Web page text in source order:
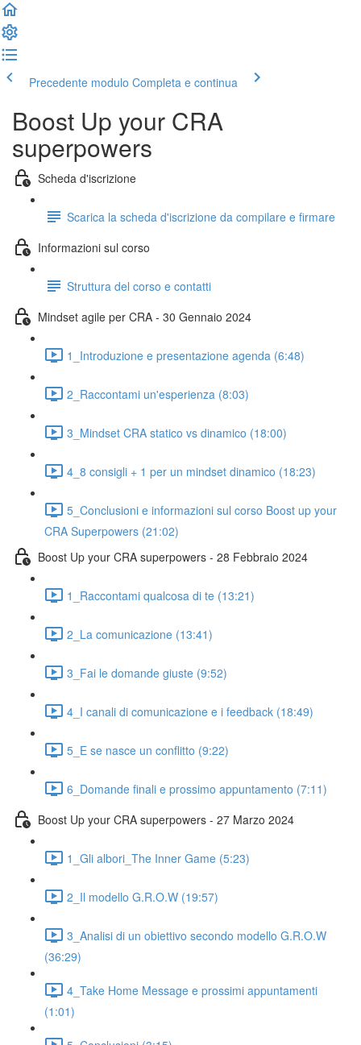
Precedente modulo Completa e continua
Boost Up your CRA
superpowers
Scheda d'iscrizione
Scarica la scheda d'iscrizione da compilare e firmare
Informazioni sul corso
Struttura del corso e contatti
Mindset agile per CRA - 30 Gennaio 2024
1_Introduzione e presentazione agenda (6:48)
2_Raccontami un'esperienza (8:03)
3_Mindset CRA statico vs dinamico (18:00)
4_8 consigli + 1 per un mindset dinamico (18:23)
5_Conclusioni e informazioni sul corso Boost up your
CRA Superpowers (21:02)
Boost Up your CRA superpowers - 28 Febbraio 2024
1_Raccontami qualcosa di te (13:21)
2_La comunicazione (13:41)
3_Fai le domande giuste (9:52)
4_I canali di comunicazione e i feedback (18:49)
5_E se nasce un conflitto (9:22)
6_Domande finali e prossimo appuntamento (7:11)
Boost Up your CRA superpowers - 27 Marzo 2024
1_Gli albori_The Inner Game (5:23)
2_Il modello G.R.O.W (19:57)
3_Analisi di un obiettivo secondo modello G.R.O.W
(36:29)
4_Take Home Message e prossimi appuntamenti
(1:01)